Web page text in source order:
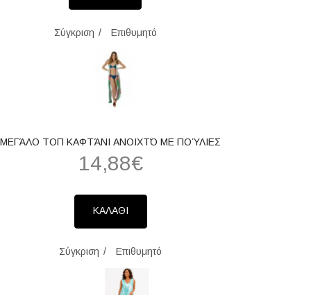
Σύγκριση Επιθυμητό
ΜΕΓΆΛΟ ΤΟΠ ΚΑΦΤΆΝΙ ΑΝΟΙΧΤΌ ΜΕ ΠΟΎΛΙΕΣ
14,88€
ΚΑΛΑΘΙ
Σύγκριση Επιθυμητό